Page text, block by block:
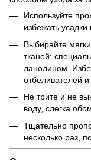
Используйте
избежать
Выбирайте
тканей:
ланолином.
отбеливателей
Не трите и не
воду, слегка
Тщательно
несколько раз,